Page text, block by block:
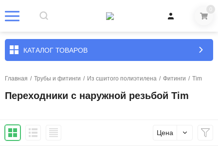
0
КАТАЛОГ ТОВАРОВ
Главная / Трубы и фитинги / Из сшитого полиэтилена / Фитинги / Tim
Переходники с наружной резьбой Tim
Цена